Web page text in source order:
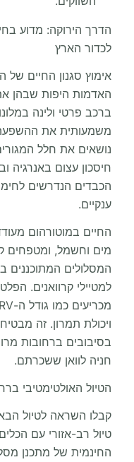
הדרך הירוקה: מדוע
לכדור הארץ
אימוץ סגנון החיים
האדמות היפות שבהן
ברכב פרטי ולינה
משמעותית את
נושאים את חלל
חיסכון עצום באנרגיה
הכבדים הנדרשים
ענקיים.
החיים במוטורהום
מים וחשמל, ומטפחים
למטיילי קרוואנים.
ויכולת תמרון. זה
בסיבובים ברחובות
חניה לוואן ששכרתם.
הטיול האולטימטיבי
קבלו השראה לטיול
טיול רב-אזורי עם
החינמית של מתכנן